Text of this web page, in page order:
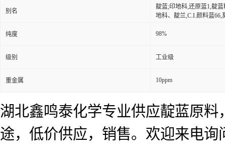
别名
靛蓝;印地科,还原蓝1,靛
地科、靛兰,C.I.颜料蓝66,
纯度 98%
级别 工业级
重金属 10ppm
湖北鑫鸣泰化学专业供应靛蓝原
途，低价供应，销售。欢迎来电